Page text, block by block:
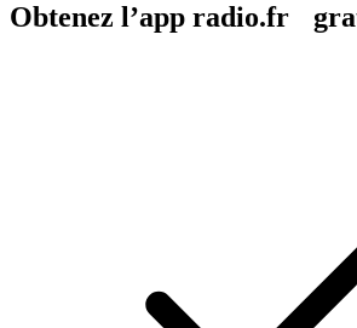
Obtenez l’app radio.fr